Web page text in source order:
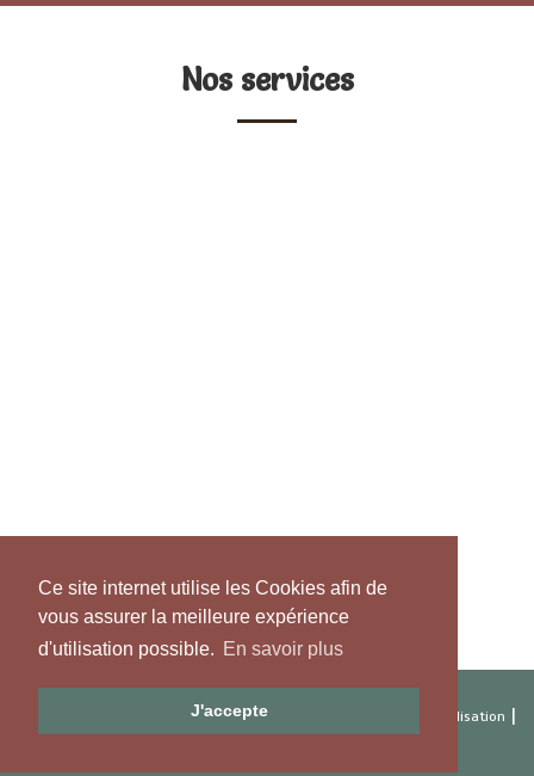
Ce site internet utilise les Cookies afin de
vous assurer la meilleure expérience
d'utilisation possible. En savoir plus
J'accepte
Nos services
Respect de la vie privée Conditions d'utilisation |